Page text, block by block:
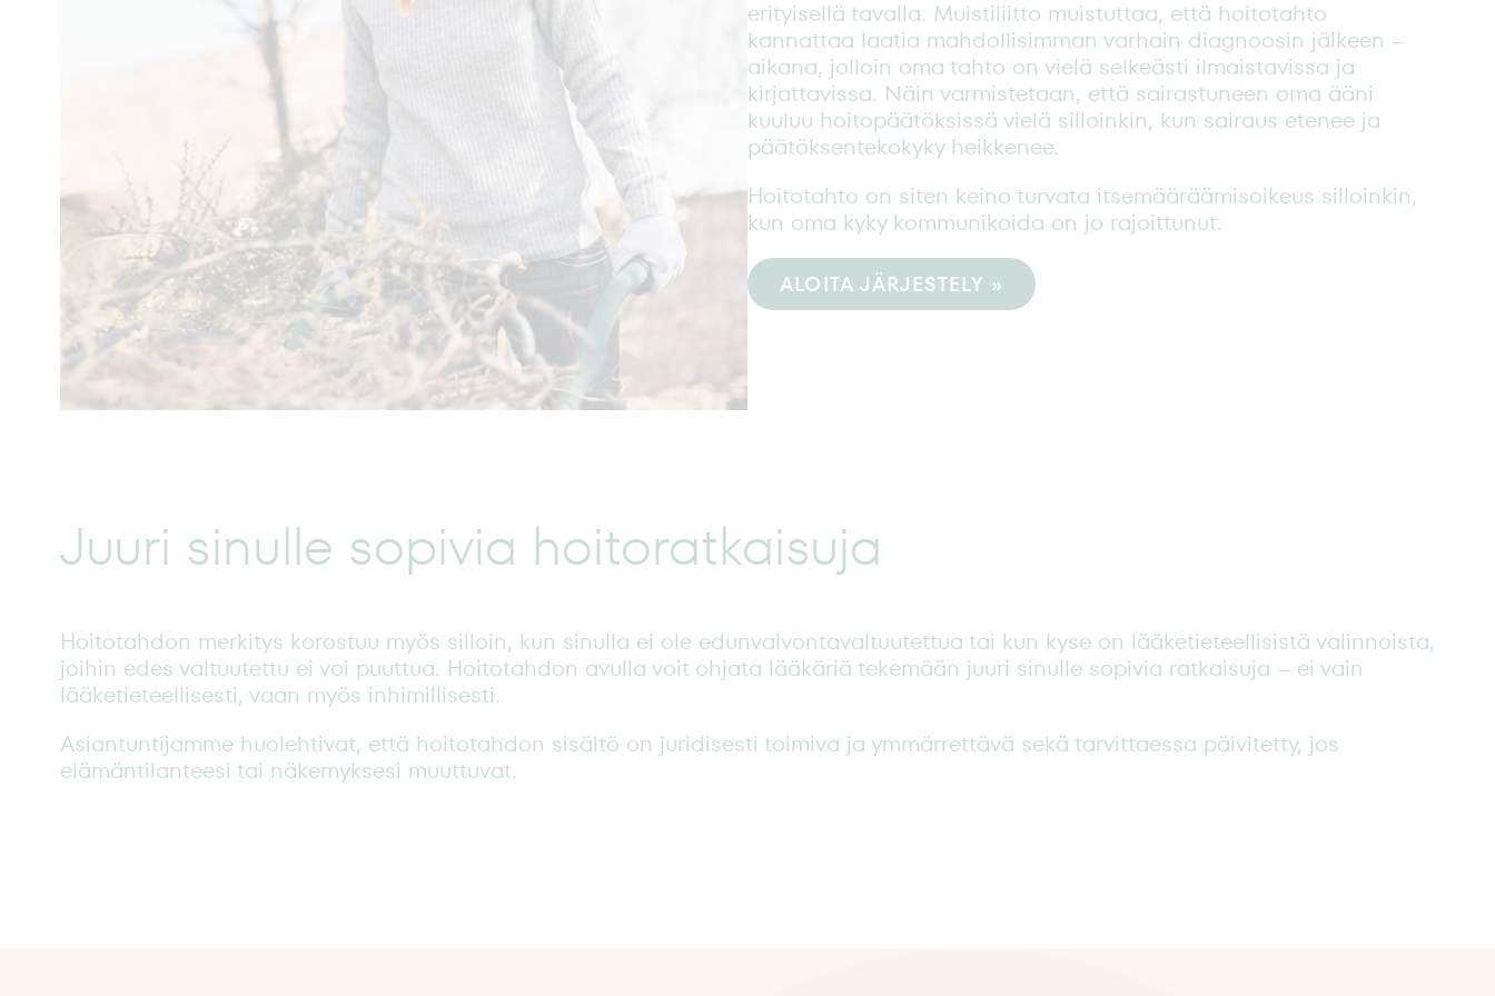
erityisellä tavalla. Muistiliitto muistuttaa, että hoitotahto
kannattaa laatia mahdollisimman varhain diagnoosin jälkeen –
aikana, jolloin oma tahto on vielä selkeästi ilmaistavissa ja
kirjattavissa. Näin varmistetaan, että sairastuneen oma ääni
kuuluu hoitopäätöksissä vielä silloinkin, kun sairaus etenee ja
päätöksentekokyky heikkenee.
Hoitotahto on siten keino turvata itsemääräämisoikeus silloinkin,
kun oma kyky kommunikoida on jo rajoittunut.
ALOITA JÄRJESTELY »
Juuri sinulle sopivia hoitoratkaisuja
Hoitotahdon merkitys korostuu myös silloin, kun sinulla ei ole edunvalvontavaltuutettua tai kun kyse on lääketieteellisistä valinnoista,
joihin edes valtuutettu ei voi puuttua. Hoitotahdon avulla voit ohjata lääkäriä tekemään juuri sinulle sopivia ratkaisuja – ei vain
lääketieteellisesti, vaan myös inhimillisesti.
Asiantuntijamme huolehtivat, että hoitotahdon sisältö on juridisesti toimiva ja ymmärrettävä sekä tarvittaessa päivitetty, jos
elämäntilanteesi tai näkemyksesi muuttuvat.